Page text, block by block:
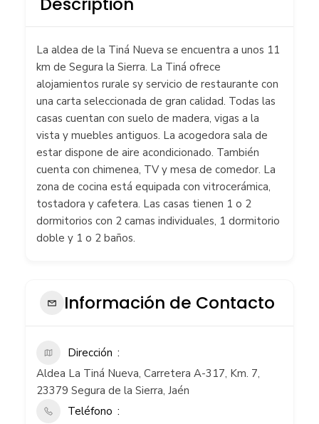
La aldea de la Tiná Nueva se encuentra a unos 11
km de Segura la Sierra. La Tiná ofrece
alojamientos rurale sy servicio de restaurante con
una carta seleccionada de gran calidad. Todas las
casas cuentan con suelo de madera, vigas a la
vista y muebles antiguos. La acogedora sala de
estar dispone de aire acondicionado. También
cuenta con chimenea, TV y mesa de comedor. La
zona de cocina está equipada con vitrocerámica,
tostadora y cafetera. Las casas tienen 1 o 2
dormitorios con 2 camas individuales, 1 dormitorio
doble y 1 o 2 baños.
Información de Contacto
Dirección
Aldea La Tiná Nueva, Carretera A-317, Km. 7,
23379 Segura de la Sierra, Jaén
Teléfono